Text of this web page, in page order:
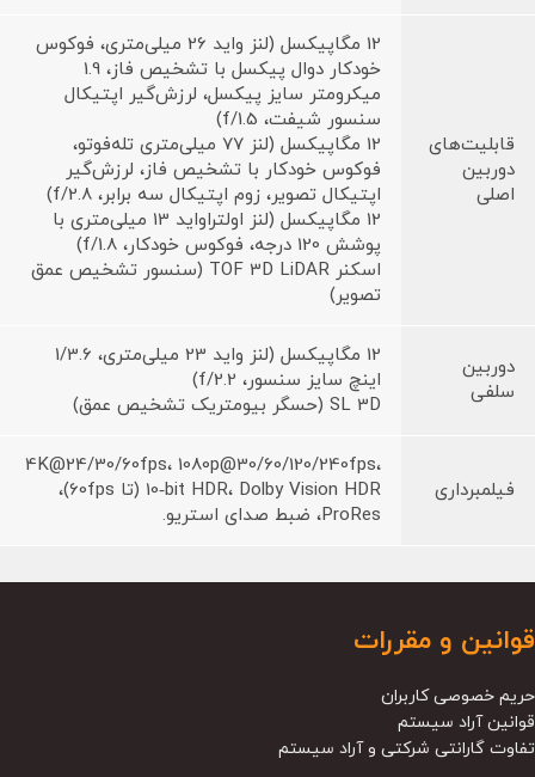
قابلیت‌های
دوربین
اصلی
12 مگاپیکسل (لنز واید 26 میلی‌متری، فوکوس
خودکار دوال پیکسل با تشخیص فاز، 1.9
میکرومتر سایز پیکسل، لرزش‌گیر اپتیکال
سنسور شیفت، f/1.5)
12 مگاپیکسل (لنز 77 میلی‌متری تله‌فوتو،
فوکوس خودکار با تشخیص فاز، لرزش‌گیر
اپتیکال تصویر، زوم اپتیکال سه برابر، f/2.8)
12 مگاپیکسل (لنز اولتراواید 13 میلی‌متری با
پوشش 120 درجه، فوکوس خودکار، f/1.8)
اسکنر TOF 3D LiDAR (سنسور تشخیص عمق
تصویر)
دوربین
سلفی
12 مگاپیکسل (لنز واید 23 میلی‌متری، 1/3.6
اینچ سایز سنسور، f/2.2)
SL 3D (حسگر بیومتریک تشخیص عمق)
فیلمبرداری
4K@24/30/60fps، 1080p@30/60/120/240fps،
10‑bit HDR، Dolby Vision HDR (تا 60fps)،
ProRes، ضبط صدای استریو.
قوانین و مقررات
حریم خصوصی کاربران
قوانین آراد سیستم
تفاوت گارانتی شرکتی و آراد سیستم